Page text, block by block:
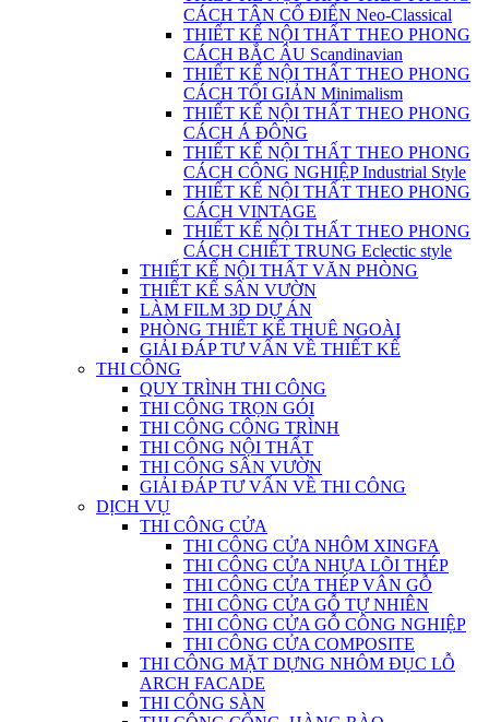
CÁCH TÂN CỔ ĐIỂN Neo-Classical
THIẾT KẾ NỘI THẤT THEO PHONG
CÁCH BẮC ÂU Scandinavian
THIẾT KẾ NỘI THẤT THEO PHONG
CÁCH TỐI GIẢN Minimalism
THIẾT KẾ NỘI THẤT THEO PHONG
CÁCH Á ĐÔNG
THIẾT KẾ NỘI THẤT THEO PHONG
CÁCH CÔNG NGHIỆP Industrial Style
THIẾT KẾ NỘI THẤT THEO PHONG
CÁCH VINTAGE
THIẾT KẾ NỘI THẤT THEO PHONG
CÁCH CHIẾT TRUNG Eclectic style
THIẾT KẾ NỘI THẤT VĂN PHÒNG
THIẾT KẾ SÂN VƯỜN
LÀM FILM 3D DỰ ÁN
PHÒNG THIẾT KẾ THUÊ NGOÀI
GIẢI ĐÁP TƯ VẤN VỀ THIẾT KẾ
THI CÔNG
QUY TRÌNH THI CÔNG
THI CÔNG TRỌN GÓI
THI CÔNG CÔNG TRÌNH
THI CÔNG NỘI THẤT
THI CÔNG SÂN VƯỜN
GIẢI ĐÁP TƯ VẤN VỀ THI CÔNG
DỊCH VỤ
THI CÔNG CỬA
THI CÔNG CỬA NHÔM XINGFA
THI CÔNG CỬA NHỰA LÕI THÉP
THI CÔNG CỬA THÉP VÂN GỖ
THI CÔNG CỬA GỖ TỰ NHIÊN
THI CÔNG CỬA GỖ CÔNG NGHIỆP
THI CÔNG CỬA COMPOSITE
THI CÔNG MẶT DỰNG NHÔM ĐỤC LỖ
ARCH FACADE
THI CÔNG SÀN